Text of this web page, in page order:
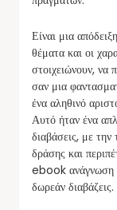
Είναι μια
θέματα και οι
στοιχειώνουν,
σαν μια
ένα αληθινό
Αυτό ήταν ένα
διαβάσεις, με την
δράσης και
ebook ανάγνωση
δωρεάν διαβάζεις.